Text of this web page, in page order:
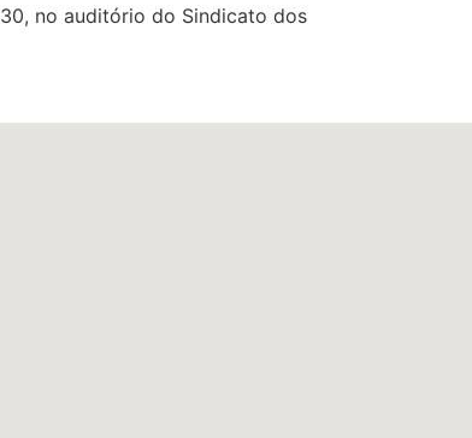
no auditório do Sindicato dos